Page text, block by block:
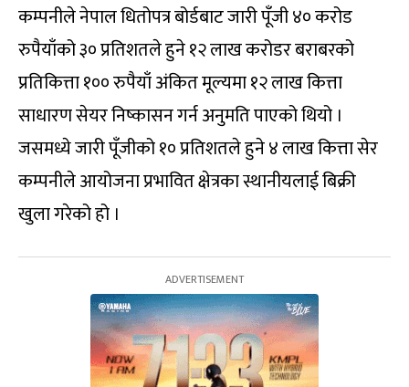
कम्पनीले नेपाल धितोपत्र बोर्डबाट जारी पूँजी ४० करोड
रुपैयाँको ३० प्रतिशतले हुने १२ लाख करोडर बराबरको
प्रतिकित्ता १०० रुपैयाँ अंकित मूल्यमा १२ लाख कित्ता
साधारण सेयर निष्कासन गर्न अनुमति पाएको थियो ।
जसमध्ये जारी पूँजीको १० प्रतिशतले हुने ४ लाख कित्ता सेर
कम्पनीले आयोजना प्रभावित क्षेत्रका स्थानीयलाई बिक्री
खुला गरेको हो ।